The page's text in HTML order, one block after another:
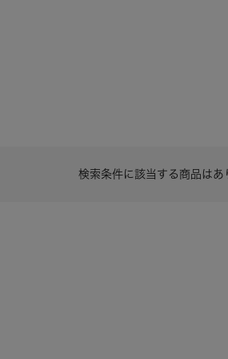
検索条件に該当する商品はあ